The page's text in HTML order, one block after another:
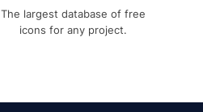
The largest database of free
icons for any project.